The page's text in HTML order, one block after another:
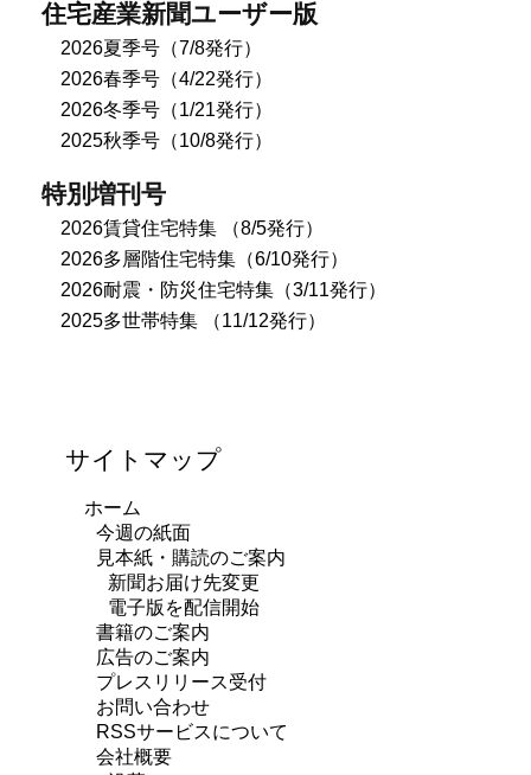
住宅産業新聞ユーザー版
2026夏季号（7/8発行）
2026春季号（4/22発行）
2026冬季号（1/21発行）
2025秋季号（10/8発行）
特別増刊号
2026賃貸住宅特集 （8/5発行）
2026多層階住宅特集（6/10発行）
2026耐震・防災住宅特集（3/11発行）
2025多世帯特集 （11/12発行）
サイトマップ
ホーム
今週の紙面
見本紙・購読のご案内
新聞お届け先変更
電子版を配信開始
書籍のご案内
広告のご案内
プレスリリース受付
お問い合わせ
RSSサービスについて
会社概要